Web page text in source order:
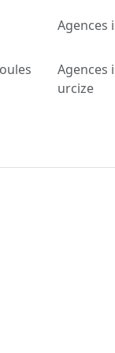
Agences
Agences
urcize